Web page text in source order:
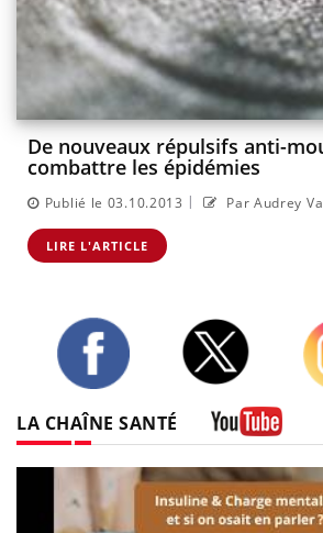
De nouveaux répulsifs anti-
combattre les épidémies
Publié le 03.10.2013 | Par Audrey
LIRE L'ARTICLE
LA CHAÎNE SANTÉ